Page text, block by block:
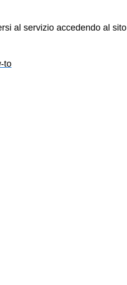
al servizio accedendo al sito
to